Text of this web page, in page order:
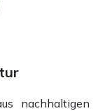
nachhaltigen